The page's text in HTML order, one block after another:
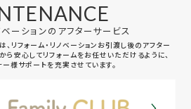
ベーションのアフターサービス
リフォーム・リノベーションお引渡し後のアフター
ら安心してリフォームをお任せいただけるように、
ー様サポートを充実させています。